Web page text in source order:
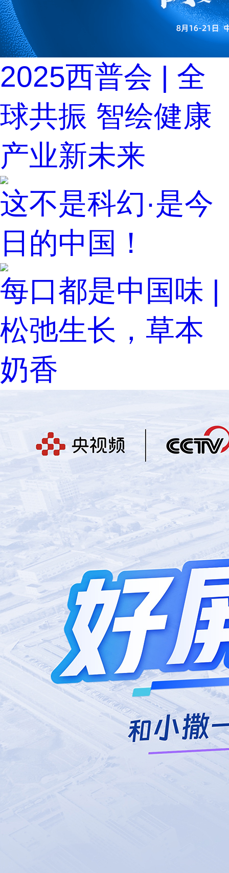
2025西普会 | 全
球共振 智绘健康
产业新未来
这不是科幻·是今
日的中国！
每口都是中国味 |
松弛生长，草本
奶香